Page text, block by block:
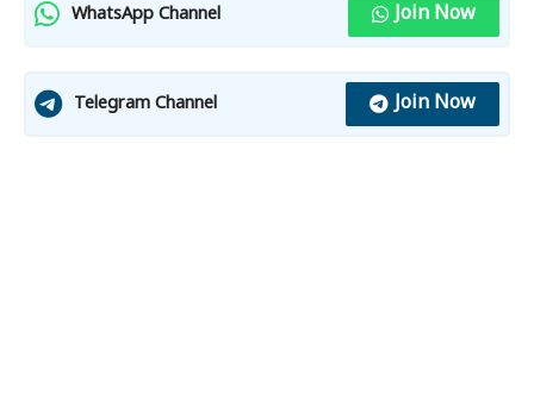
WhatsApp Channel Join Now
Telegram Channel Join Now